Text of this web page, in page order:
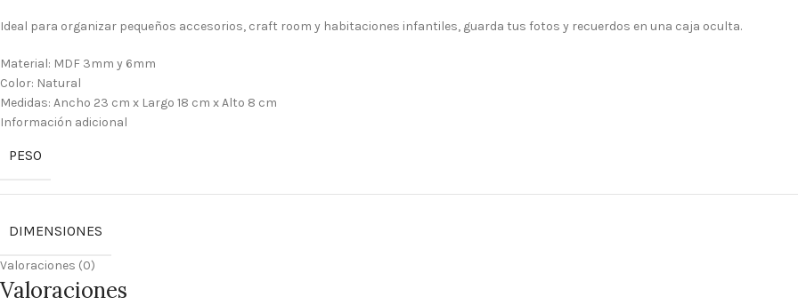
Ideal para organizar pequeños accesorios, craft room y habitaciones infantiles, guarda tus fotos y recuerdos en una caja oculta.
Material: MDF 3mm y 6mm
Color: Natural
Medidas: Ancho 23 cm x Largo 18 cm x Alto 8 cm
Información adicional
PESO
DIMENSIONES
Valoraciones (0)
Valoraciones